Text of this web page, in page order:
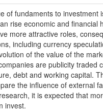
of fundaments to
rise economic and
more attractive roles,
including currency
of the value of the
are publicity
debt and working capital.
the influence of external
it is expected that
invest.